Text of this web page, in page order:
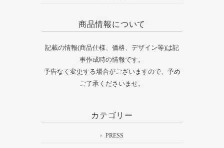
商品情報について
記載の情報(商品仕様、価格、デザイン等)は記
事作成時の情報です。
予告なく変更する場合がございますので、予め
ご了承くださいませ。
カテゴリー
PRESS